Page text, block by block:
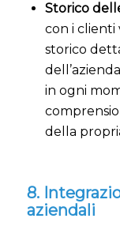
Storico
con i
storico
in ogni
della
8.
aziendali